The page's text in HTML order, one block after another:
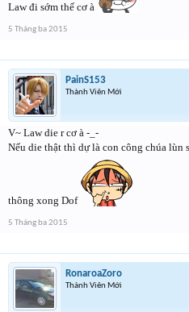
Law đi sớm thế cơ à
5 Tháng ba 2015
PainS153
Thành Viên Mới
V~ Law die r cơ à -_-
Nếu die thật thì dự là con công chúa lùn
thông xong Dof
5 Tháng ba 2015
RonaroaZoro
Thành Viên Mới